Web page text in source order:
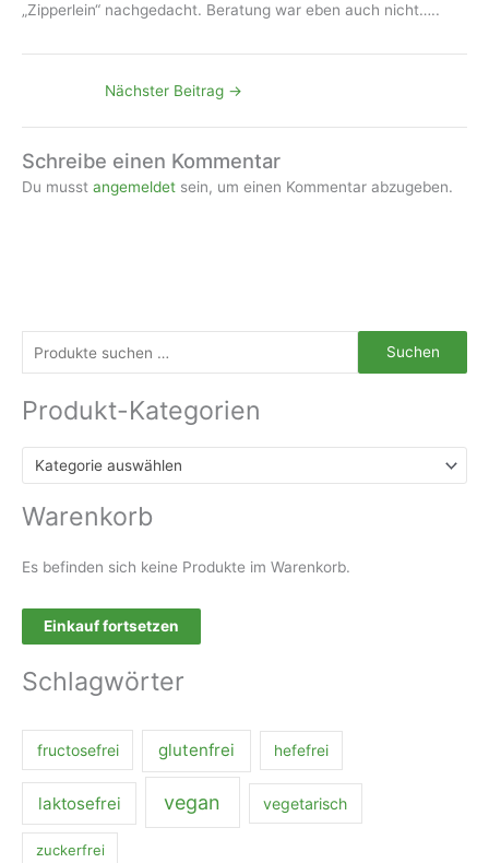
„Zipperlein“ nachgedacht. Beratung war eben auch nicht…..
Nächster Beitrag →
Schreibe einen Kommentar
Du musst angemeldet sein, um einen Kommentar abzugeben.
u
c
n
h
:
Suchen
Produkt-Kategorien
Kategorie auswählen
Warenkorb
Es befinden sich keine Produkte im Warenkorb.
Einkauf fortsetzen
Schlagwörter
fructosefrei glutenfrei hefefrei
laktosefrei vegan vegetarisch
zuckerfrei